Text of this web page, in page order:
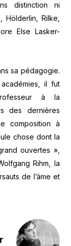
distinction ni
Hölderlin, Rilke,
Else Lasker-
sa pédagogie.
il fut
à la
des dernières
composition à
chose dont la
ouvertes »,
Rihm, la
de l’âme et